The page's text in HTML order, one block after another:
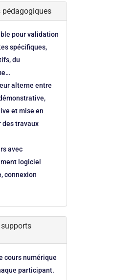
pédagogiques
pour validation
spécifiques,
du
alterne entre
et mise en
travaux
avec
logiciel
connexion
cours numérique
participant.